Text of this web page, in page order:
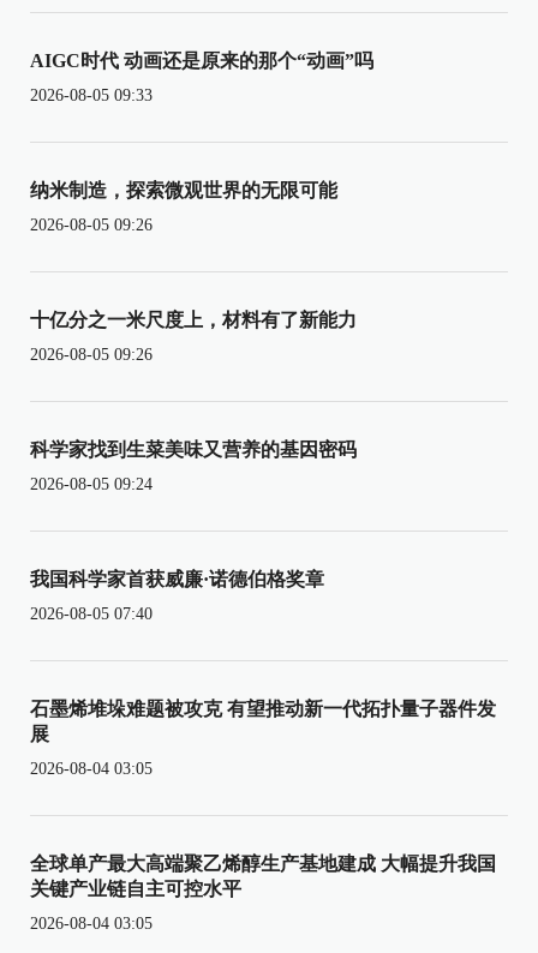
AIGC时代 动画还是原来的那个“动画”吗
2026-08-05 09:33
纳米制造，探索微观世界的无限可能
2026-08-05 09:26
十亿分之一米尺度上，材料有了新能力
2026-08-05 09:26
科学家找到生菜美味又营养的基因密码
2026-08-05 09:24
我国科学家首获威廉·诺德伯格奖章
2026-08-05 07:40
石墨烯堆垛难题被攻克 有望推动新一代拓扑量子器件发
展
2026-08-04 03:05
全球单产最大高端聚乙烯醇生产基地建成 大幅提升我国
关键产业链自主可控水平
2026-08-04 03:05